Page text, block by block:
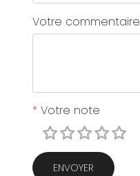
Votre commentaire
* Votre note
ENVOYER